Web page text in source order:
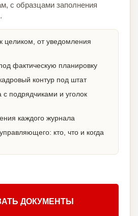
с образцами заполнения
целиком, от уведомления
фактическую планировку
контур под штат
с подрядчиками и уголок
каждого журнала
кто, что и когда
ДОКУМЕНТЫ